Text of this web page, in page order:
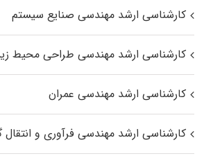
کارشناسی ارشد مهندسی صنایع سیستم
کارشناسی ارشد مهندسی طراحی محیط
کارشناسی ارشد مهندسی عمران
کارشناسی ارشد مهندسی فرآوری و انتقال